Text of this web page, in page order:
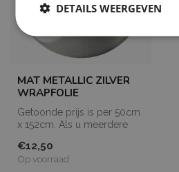
MAT METALLIC ZILVER
WRAPFOLIE
Getoonde prijs is per 50cm
x 152cm. Als u meerdere
de...
€12,50
Op voorraad
DETAILS WEERGEVEN